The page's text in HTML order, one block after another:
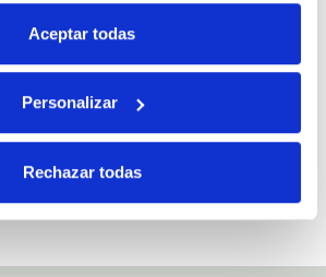
Aceptar todas
Personalizar
Rechazar todas
consentimiento, destinatarios: proveedor de
Acceder, rectificar y suprimir los datos, así como
en la información adicional.